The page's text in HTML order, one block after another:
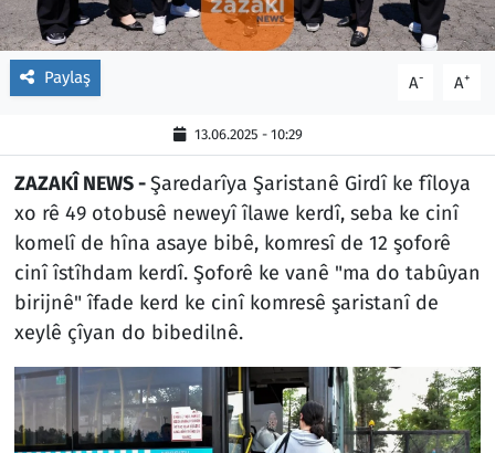
Paylaş A- A+
13.06.2025 - 10:29
ZAZAKÎ NEWS -Şaredarîya Şaristanê Girdî ke fîloya
xo rê 49 otobusê neweyî îlawe kerdî, seba ke cinî
komelî de hîna asaye bibê, komresî de 12 şoforê
cinî îstîhdam kerdî. Şoforê ke vanê "ma do tabûyan
birijnê" îfade kerd ke cinî komresê şaristanî de
xeylê çîyan do bibedilnê.